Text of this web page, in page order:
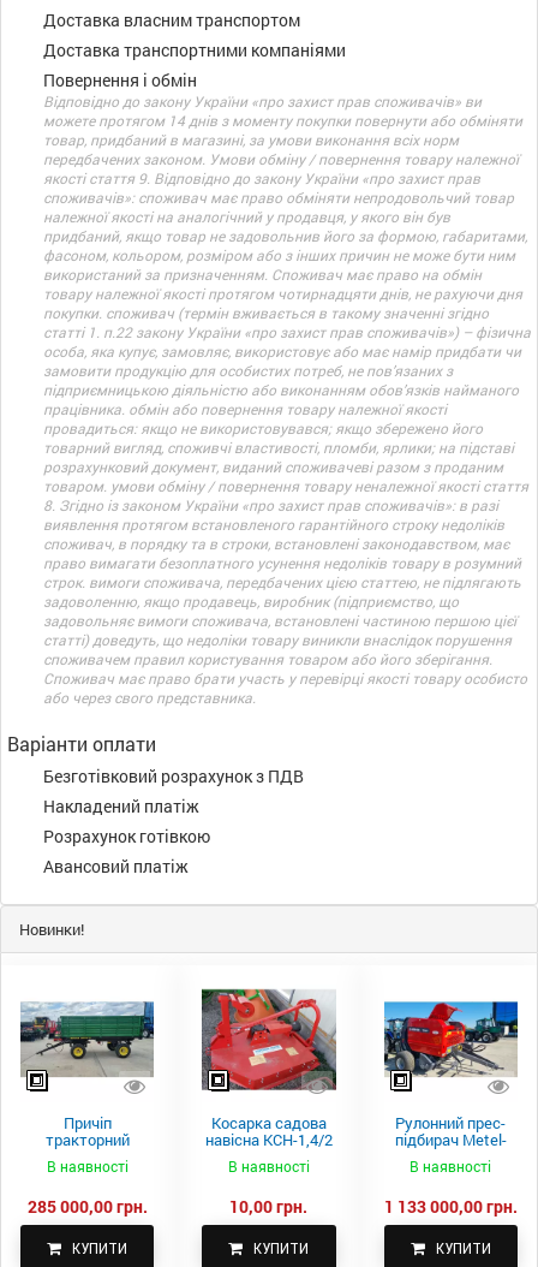
Доставка власним транспортом
Доставка транспортними компаніями
Повернення і обмін
Відповідно до закону України «про захист прав споживачів» ви
можете протягом 14 днів з моменту покупки повернути або обміняти
товар, придбаний в магазині, за умови виконання всіх норм
передбачених законом. Умови обміну / повернення товару належної
якості стаття 9. Відповідно до закону України «про захист прав
споживачів»: споживач має право обміняти непродовольчий товар
належної якості на аналогічний у продавця, у якого він був
придбаний, якщо товар не задовольнив його за формою, габаритами,
фасоном, кольором, розміром або з інших причин не може бути ним
використаний за призначенням. Споживач має право на обмін
товару належної якості протягом чотирнадцяти днів, не рахуючи дня
покупки. споживач (термін вживається в такому значенні згідно
статті 1. п.22 закону України «про захист прав споживачів») – фізична
особа, яка купує, замовляє, використовує або має намір придбати чи
замовити продукцію для особистих потреб, не пов’язаних з
підприємницькою діяльністю або виконанням обов’язків найманого
працівника. обмін або повернення товару належної якості
провадиться: якщо не використовувався; якщо збережено його
товарний вигляд, споживчі властивості, пломби, ярлики; на підставі
розрахунковий документ, виданий споживачеві разом з проданим
товаром. умови обміну / повернення товару неналежної якості стаття
8. Згідно із законом України «про захист прав споживачів»: в разі
виявлення протягом встановленого гарантійного строку недоліків
споживач, в порядку та в строки, встановлені законодавством, має
право вимагати безоплатного усунення недоліків товару в розумний
строк. вимоги споживача, передбачених цією статтею, не підлягають
задоволенню, якщо продавець, виробник (підприємство, що
задовольняє вимоги споживача, встановлені частиною першою цієї
статті) доведуть, що недоліки товару виникли внаслідок порушення
споживачем правил користування товаром або його зберігання.
Споживач має право брати участь у перевірці якості товару особисто
або через свого представника.
Варіанти оплати
Безготівковий розрахунок з ПДВ
Накладений платіж
Розрахунок готівкою
Авансовий платіж
Новинки!
Причіп
тракторний
самоскидний
Spike 2 ПТС-4
В наявності
285 000,00 грн.
КУПИТИ
Косарка садова
навісна КСН-1,4/2
В наявності
10,00 грн.
КУПИТИ
Рулонний прес-
підбирач Metel-
Fach Z 587
В наявності
1 133 000,00 грн.
КУПИТИ